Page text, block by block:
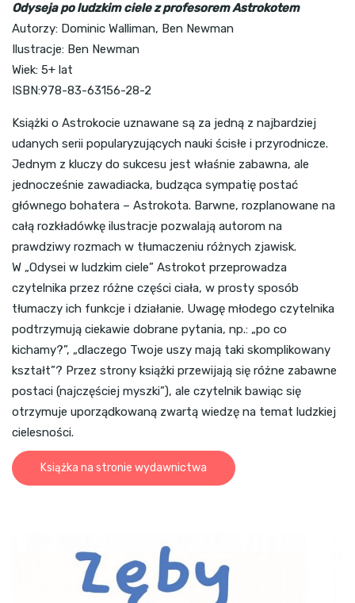
Odyseja po ludzkim ciele z profesorem Astrokotem
Autorzy: Dominic Walliman, Ben Newman
Ilustracje: Ben Newman
Wiek: 5+ lat
ISBN:978-83-63156-28-2
Książki o Astrokocie uznawane są za jedną z najbardziej
udanych serii popularyzujących nauki ścisłe i przyrodnicze.
Jednym z kluczy do sukcesu jest właśnie zabawna, ale
jednocześnie zawadiacka, budząca sympatię postać
głównego bohatera – Astrokota. Barwne, rozplanowane na
całą rozkładówkę ilustracje pozwalają autorom na
prawdziwy rozmach w tłumaczeniu różnych zjawisk.
W „Odysei w ludzkim ciele” Astrokot przeprowadza
czytelnika przez różne części ciała, w prosty sposób
tłumaczy ich funkcje i działanie. Uwagę młodego czytelnika
podtrzymują ciekawie dobrane pytania, np.: „po co
kichamy?”, „dlaczego Twoje uszy mają taki skomplikowany
kształt”? Przez strony książki przewijają się różne zabawne
postaci (najczęściej myszki”), ale czytelnik bawiąc się
otrzymuje uporządkowaną zwartą wiedzę na temat ludzkiej
cielesności.
Książka na stronie wydawnictwa